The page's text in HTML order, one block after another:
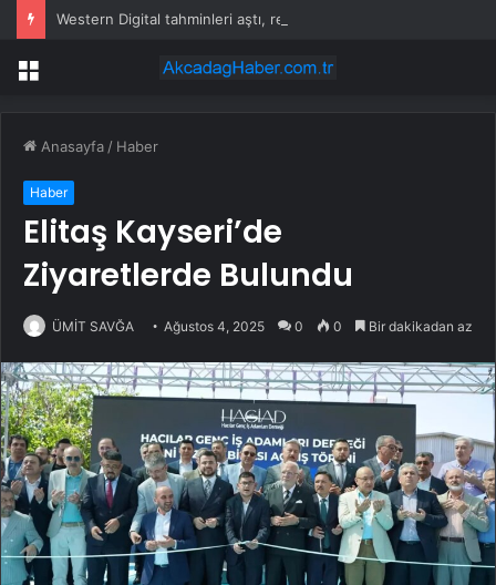
Menü
Anasayfa / Haber
Haber
Elitaş Kayseri’de
Ziyaretlerde Bulundu
ÜMİT SAVĞA Ağustos 4, 2025 0 0 Bir dakikadan az